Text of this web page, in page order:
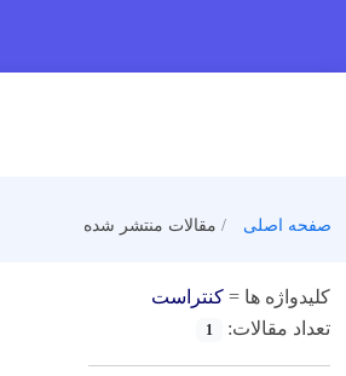
صفحه اصلی مقالات منتشر شده
کلیدواژه ها = کنتراست
تعداد مقالات:
1